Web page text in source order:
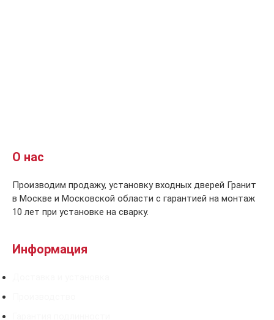
О нас
Производим продажу, установку входных дверей Гранит
в Москве и Московской области с гарантией на монтаж
10 лет при установке на сварку.
Информация